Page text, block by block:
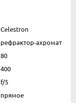
Celestron
рефрактор-ахромат
80
400
f/5
прямое